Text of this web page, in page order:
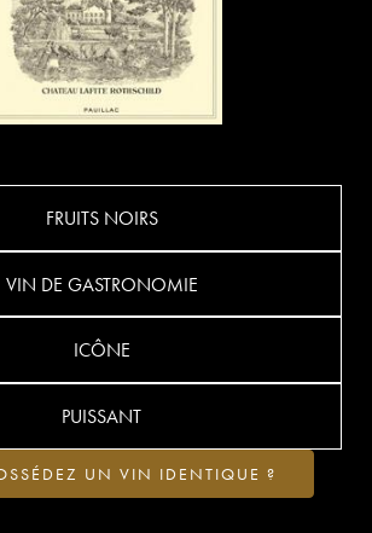
FRUITS NOIRS
VIN DE GASTRONOMIE
ICÔNE
PUISSANT
UN VIN IDENTIQUE ?